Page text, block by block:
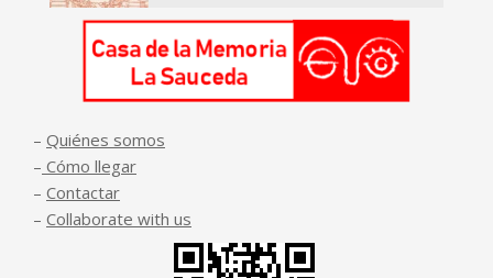
– Quiénes somos
– Cómo llegar
– Contactar
– Collaborate with us